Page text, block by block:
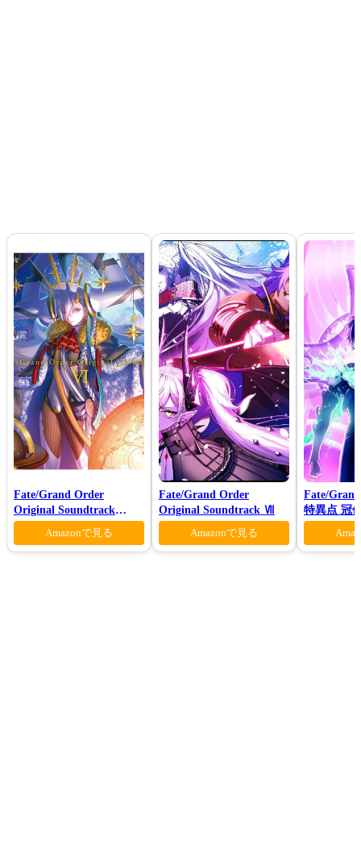
Fate/Grand Order
Original Soundtrack
VI(初回仕様限定盤)
Amazonで見る
Fate/Grand Order
Original Soundtrack Ⅶ
Amazonで見る
Fate/
特異点 冠
モン-(完全